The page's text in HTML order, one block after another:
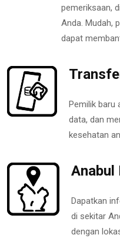
pemeriksaan,
Anda. Mudah,
dapat
Pemilik baru
data, dan
kesehatan
Anabul
Dapatkan
di sekitar
dengan